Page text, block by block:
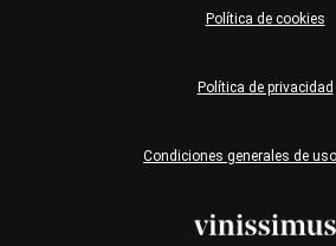
Condiciones generales de
Política de privacidad
Política de cookies